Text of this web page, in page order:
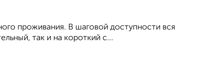
проживания. В шаговой доступности вся
так и на короткий с...